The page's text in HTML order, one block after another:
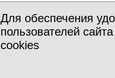
Для обеспечения
пользователей
cookies